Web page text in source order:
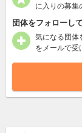
に入りの募集
団体をフォローし
気になる団体
をメールで受